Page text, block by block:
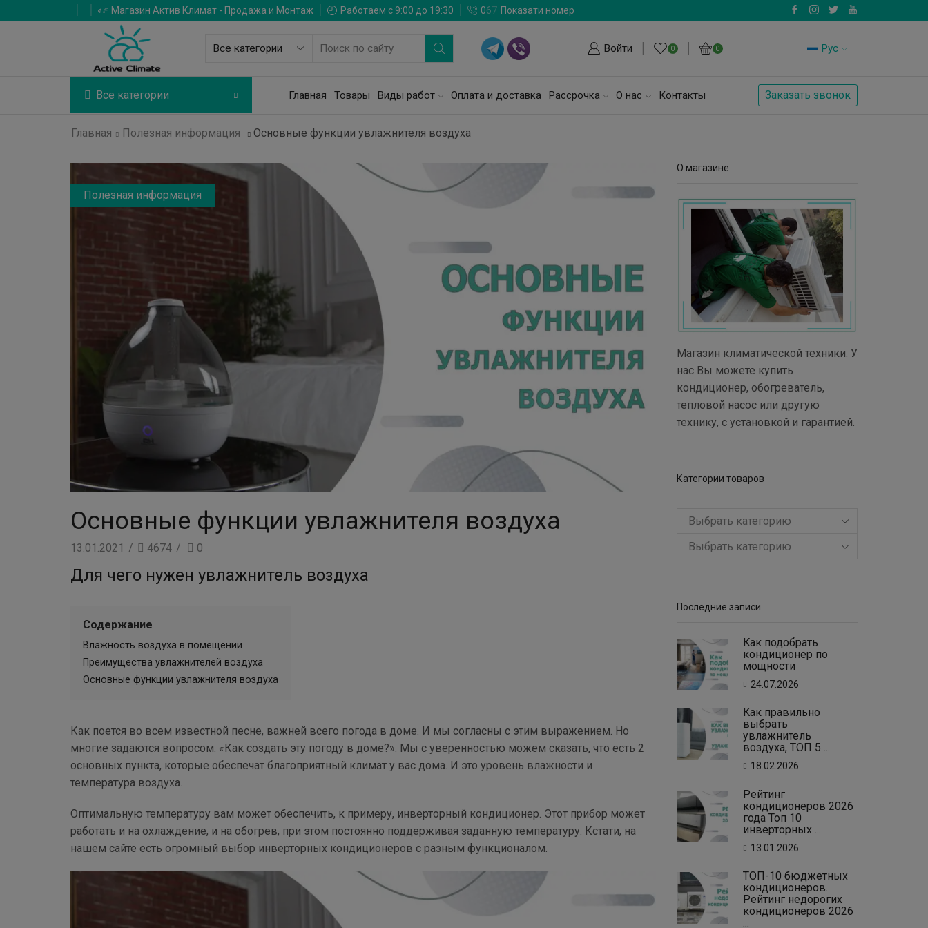
Магазин Актив Климат - Продажа и Монтаж Работаем с 9:00 до 19:30 067 Показати номер
Войти 0 0 Рус
Все категории Главная Товары Виды работ Оплата и доставка Рассрочка О нас Контакты Заказать звонок
Главная Полезная информация Основные функции увлажнителя воздуха
Полезная информация
Основные функции увлажнителя воздуха
13.01.2021 / 4674 / 0
Для чего нужен увлажнитель воздуха
Содержание
Влажность воздуха в помещении
Преимущества увлажнителей воздуха
Основные функции увлажнителя воздуха
Как поется во всем известной песне, важней всего погода в доме. И мы согласны с этим выражением. Но
многие задаются вопросом: «Как создать эту погоду в доме?». Мы с уверенностью можем сказать, что есть 2
основных пункта, которые обеспечат благоприятный климат у вас дома. И это уровень влажности и
температура воздуха.
Оптимальную температуру вам может обеспечить, к примеру, инверторный кондиционер. Этот прибор может
работать и на охлаждение, и на обогрев, при этом постоянно поддерживая заданную температуру. Кстати, на
нашем сайте есть огромный выбор инверторных кондиционеров с разным функционалом.
О магазине
Магазин климатической техники. У
нас Вы можете купить
кондиционер, обогреватель,
тепловой насос или другую
технику, с установкой и гарантией.
Категории товаров
Выбрать категорию
Последние записи
Как подобрать
кондиционер по
мощности
24.07.2026
Как правильно
выбрать
увлажнитель
воздуха, ТОП 5 ...
18.02.2026
Рейтинг
кондиционеров 2026
года Топ 10
инверторных ...
13.01.2026
ТОП-10 бюджетных
кондиционеров.
Рейтинг недорогих
кондиционеров 2026
...